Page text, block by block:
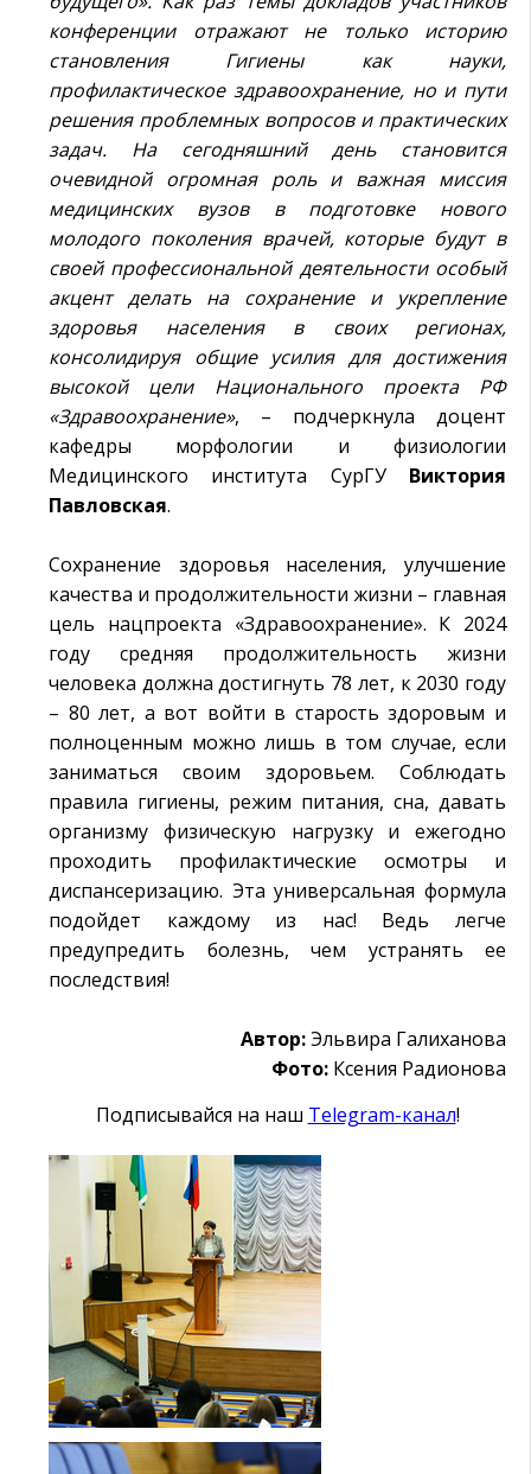
конференции отражают не только историю
становления Гигиены как науки,
профилактическое здравоохранение, но и пути
решения проблемных вопросов и практических
задач. На сегодняшний день становится
очевидной огромная роль и важная миссия
медицинских вузов в подготовке нового
молодого поколения врачей, которые будут в
своей профессиональной деятельности особый
акцент делать на сохранение и укрепление
здоровья населения в своих регионах,
консолидируя общие усилия для достижения
высокой цели Национального проекта РФ
«Здравоохранение», – подчеркнула доцент
кафедры морфологии и физиологии
Медицинского института СурГУ Виктория
Павловская.
Сохранение здоровья населения, улучшение
качества и продолжительности жизни – главная
цель нацпроекта «Здравоохранение». К 2024
году средняя продолжительность жизни
человека должна достигнуть 78 лет, к 2030 году
– 80 лет, а вот войти в старость здоровым и
полноценным можно лишь в том случае, если
заниматься своим здоровьем. Соблюдать
правила гигиены, режим питания, сна, давать
организму физическую нагрузку и ежегодно
проходить профилактические осмотры и
диспансеризацию. Эта универсальная формула
подойдет каждому из нас! Ведь легче
предупредить болезнь, чем устранять ее
последствия!
Автор:Эльвира Галиханова
Фото: Ксения Радионова
Подписывайся на наш Telegram-канал!